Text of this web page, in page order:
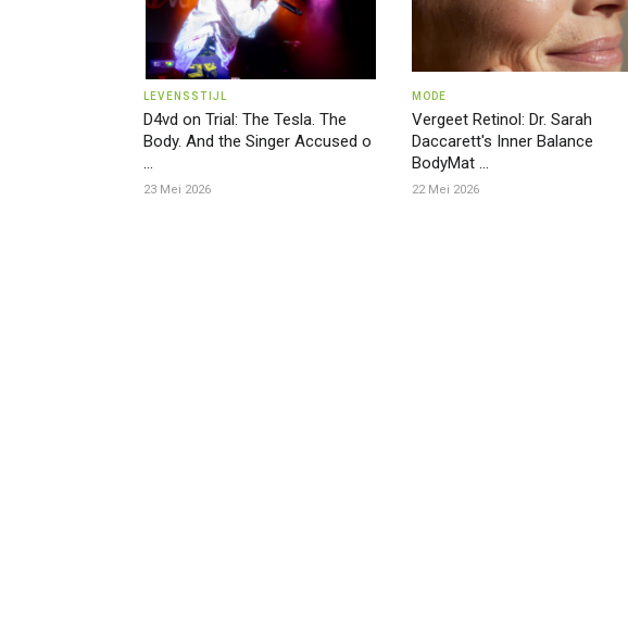
LEVENSSTIJL
D4vd on Trial: The Tesla. The
Body. And the Singer Accused o
...
23 Mei 2026
MODE
Vergeet Retinol: Dr. Sarah
Daccarett's Inner Balance
BodyMat ...
22 Mei 2026